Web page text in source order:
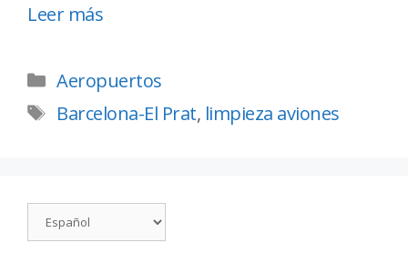
Leer más
Aeropuertos
Barcelona-El Prat, limpieza aviones